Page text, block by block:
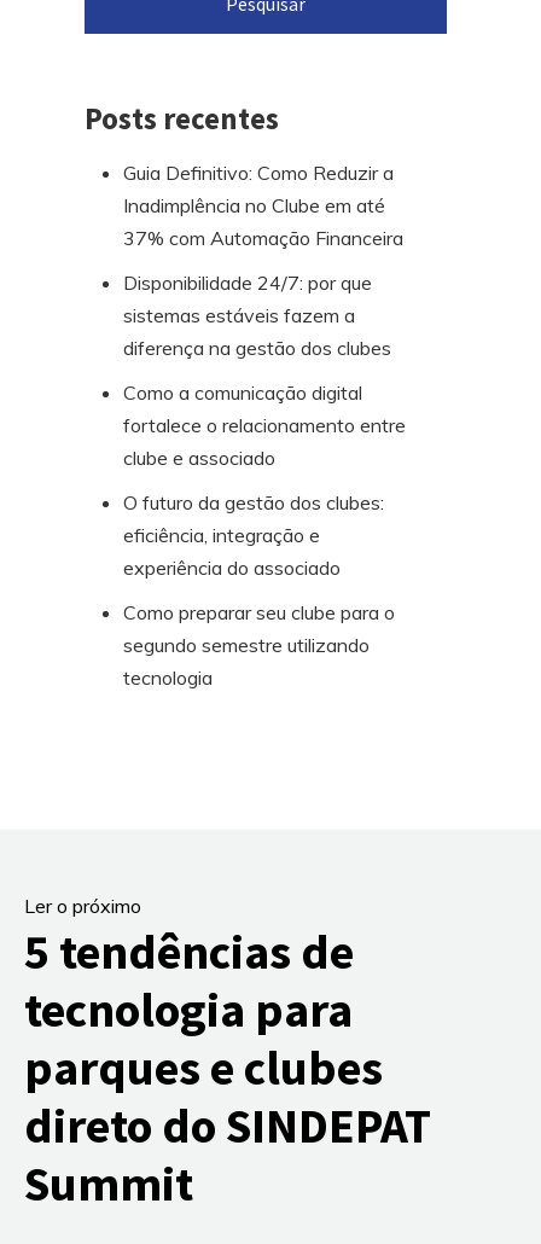
Posts recentes
Guia Definitivo: Como Reduzir a
Inadimplência no Clube em até
37% com Automação Financeira
Disponibilidade 24/7: por que
sistemas estáveis fazem a
diferença na gestão dos clubes
Como a comunicação digital
fortalece o relacionamento entre
clube e associado
O futuro da gestão dos clubes:
eficiência, integração e
experiência do associado
Como preparar seu clube para o
segundo semestre utilizando
tecnologia
Ler o próximo
5 tendências de
tecnologia para
parques e clubes
direto do SINDEPAT
Summit